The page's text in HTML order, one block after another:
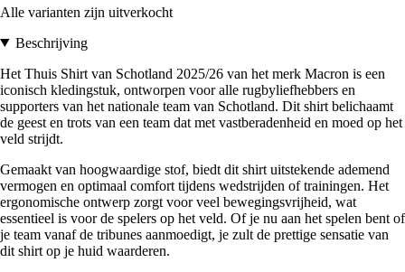
Alle varianten zijn uitverkocht
Beschrijving
Het Thuis Shirt van Schotland 2025/26 van het merk Macron is een
iconisch kledingstuk, ontworpen voor alle rugbyliefhebbers en
supporters van het nationale team van Schotland. Dit shirt belichaamt
de geest en trots van een team dat met vastberadenheid en moed op het
veld strijdt.
Gemaakt van hoogwaardige stof, biedt dit shirt uitstekende ademend
vermogen en optimaal comfort tijdens wedstrijden of trainingen. Het
ergonomische ontwerp zorgt voor veel bewegingsvrijheid, wat
essentieel is voor de spelers op het veld. Of je nu aan het spelen bent of
je team vanaf de tribunes aanmoedigt, je zult de prettige sensatie van
dit shirt op je huid waarderen.